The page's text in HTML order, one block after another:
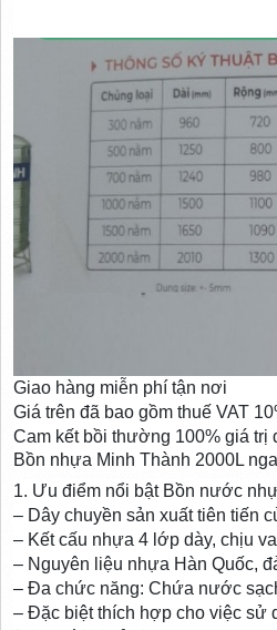
Giao hàng miễn phí tận nơi
Giá trên đã bao gồm thuế VAT
Cam kết bồi thường 100% giá trị
Bồn nhựa Minh Thành 2000L
1. Ưu điểm nổi bật Bồn nước
– Dây chuyền sản xuất tiên tiến
– Kết cấu nhựa 4 lớp dày, chịu
– Nguyên liệu nhựa Hàn Quốc,
– Đa chức năng: Chứa nước
– Đặc biệt thích hợp cho việc sử